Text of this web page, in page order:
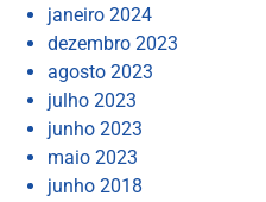
janeiro 2024
dezembro 2023
agosto 2023
julho 2023
junho 2023
maio 2023
junho 2018